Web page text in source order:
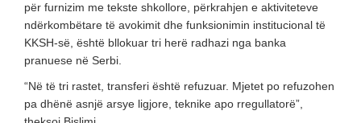
për furnizim me tekste shkollore, përkrahjen e aktiviteteve
ndërkombëtare të avokimit dhe funksionimin institucional të
KKSH-së, është bllokuar tri herë radhazi nga banka
pranuese në Serbi.
“Në të tri rastet, transferi është refuzuar. Mjetet po refuzohen
pa dhënë asnjë arsye ligjore, teknike apo rregullatorë”,